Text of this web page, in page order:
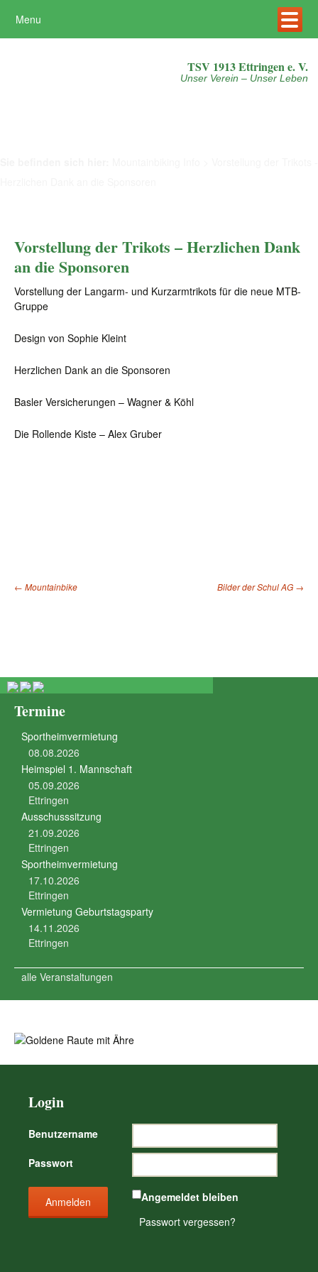
Menu
TSV 1913 Ettringen e. V.
Unser Verein – Unser Leben
Vorstellung der Trikots – Herzlichen Dank
an die Sponsoren
Vorstellung der Langarm- und Kurzarmtrikots für die neue MTB-
Gruppe
Design von Sophie Kleint
Herzlichen Dank an die Sponsoren
Basler Versicherungen – Wagner & Köhl
Die Rollende Kiste – Alex Gruber
← Mountainbike Bilder der Schul AG →
Termine
Sportheimvermietung
08.08.2026
Heimspiel 1. Mannschaft
05.09.2026
Ettringen
Ausschusssitzung
21.09.2026
Ettringen
Sportheimvermietung
17.10.2026
Ettringen
Vermietung Geburtstagsparty
14.11.2026
Ettringen
alle Veranstaltungen
Login
Benutzername
Passwort
Angemeldet bleiben
Passwort vergessen?
Akzeptieren